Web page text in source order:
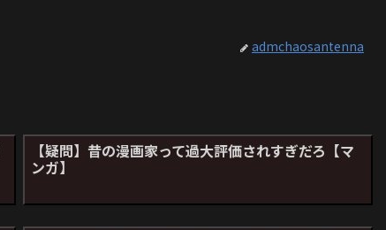
admchaosantenna
【疑問】昔の漫画家って過大評価されすぎだろ【マ
ンガ】